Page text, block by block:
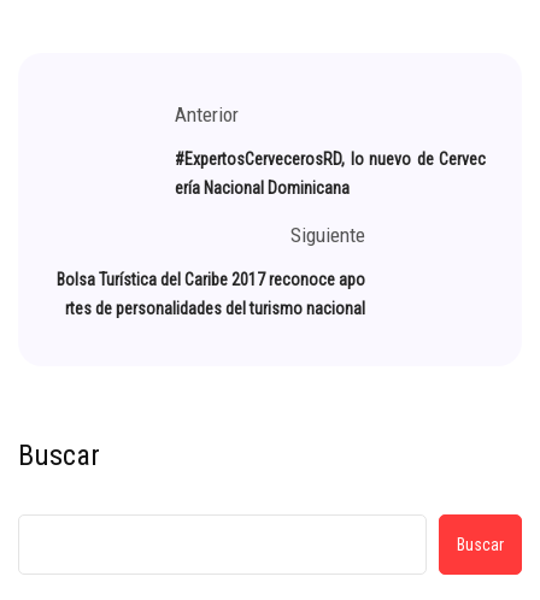
Anterior
#ExpertosCervecerosRD, lo nuevo de Cervec
ería Nacional Dominicana
Siguiente
Bolsa Turística del Caribe 2017 reconoce apo
rtes de personalidades del turismo nacional
Buscar
Buscar